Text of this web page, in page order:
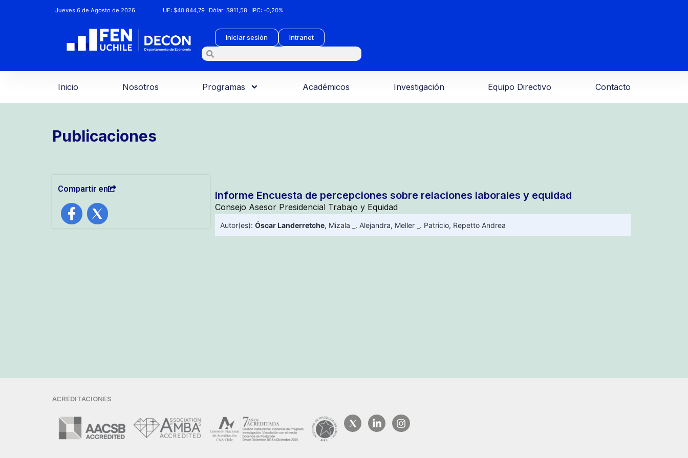
Jueves 6 de Agosto de 2026 UF:$40.844,79 Dólar:$911,58 IPC:-0,20%
Iniciar sesión Intranet
Inicio Nosotros Programas Académicos Investigación Equipo Directivo Contacto
Publicaciones
Compartir en
Informe Encuesta de percepciones sobre relaciones laborales y equidad
Consejo Asesor Presidencial Trabajo y Equidad
Autor(es): Óscar Landerretche, Mizala _. Alejandra, Meller _. Patricio, Repetto Andrea
ACREDITACIONES